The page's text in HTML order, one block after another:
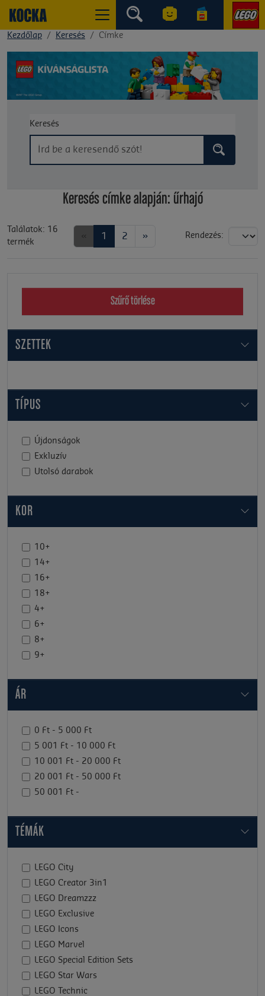
Kezdőlap Keresés Címke
Keresés
Keresés címke alapján: űrhajó
Találatok: 16
termék
1 2 » Rendezés:
Szűrő törlése
SZETTEK
TÍPUS
Újdonságok
Exkluzív
Utolsó darabok
KOR
10+
14+
16+
18+
4+
6+
8+
9+
ÁR
0 Ft - 5 000 Ft
5 001 Ft - 10 000 Ft
10 001 Ft - 20 000 Ft
20 001 Ft - 50 000 Ft
50 001 Ft -
TÉMÁK
LEGO City
LEGO Creator 3in1
LEGO Dreamzzz
LEGO Exclusive
LEGO Icons
LEGO Marvel
LEGO Special Edition Sets
LEGO Star Wars
LEGO Technic